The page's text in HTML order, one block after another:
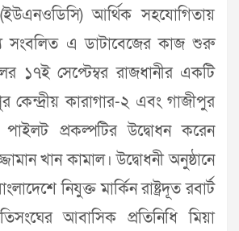
(ইউএনওডিসি) আর্থিক সহযোগিতায়
সংবলিত এ ডাটাবেজের কাজ শুরু
১৭ই সেপ্টেম্বর রাজধানীর একটি
কেন্দ্রীয় কারাগার-২ এবং গাজীপুর
পাইলট প্রকল্পটির উদ্বোধন করেন
খান কামাল। উদ্বোধনী অনুষ্ঠানে
নিযুক্ত মার্কিন রাষ্ট্রদূত রবার্ট
আবাসিক প্রতিনিধি মিয়া